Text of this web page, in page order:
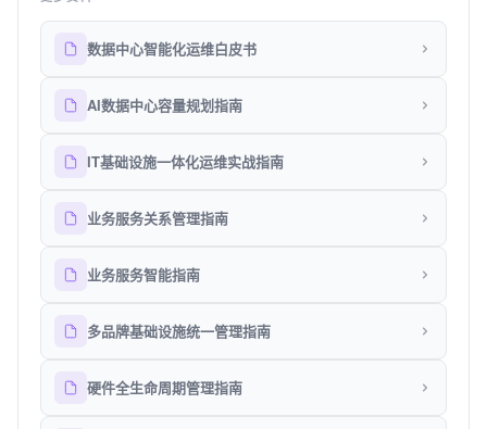
数据中心智能化运维白皮书
AI数据中心容量规划指南
IT基础设施一体化运维实战指南
业务服务关系管理指南
业务服务智能指南
多品牌基础设施统一管理指南
硬件全生命周期管理指南